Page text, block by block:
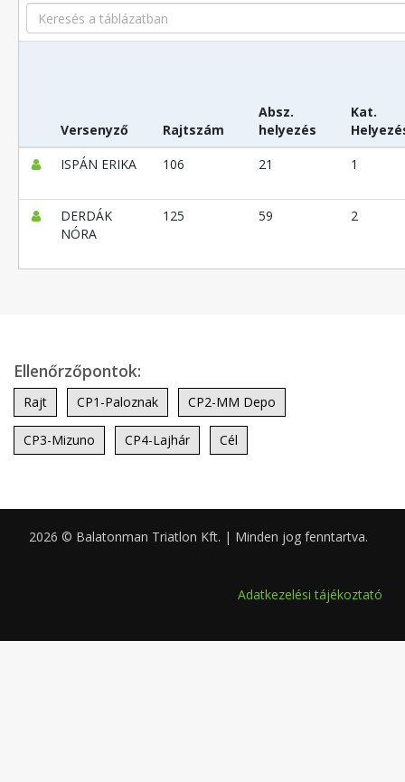
Search
Versenyző Rajtszám
Absz.
helyezés
Kat.
ISPÁN ERIKA
106 21 1
DERDÁK
NÓRA
125 59 2
Ellenőrzőpontok:
Rajt CP1-Paloznak CP2-MM Depo
CP3-Mizuno CP4-Lajhár Cél
2026 © Balatonman Triatlon Kft. | Minden jog fenntartva.
Adatkezelési tájékoztató